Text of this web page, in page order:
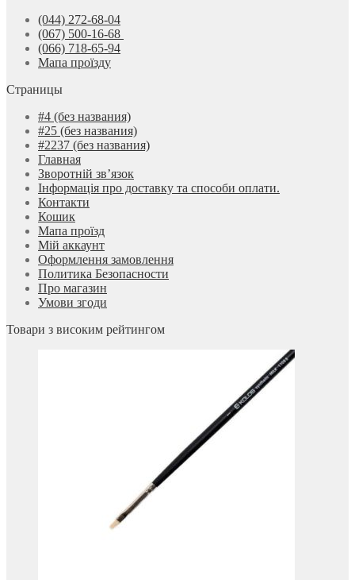
(044) 272-68-04
(067) 500-16-68
(066) 718-65-94
Мапа проїзду
Страницы
#4 (без названия)
#25 (без названия)
#2237 (без названия)
Главная
Зворотній зв’язок
Інформація про доставку та способи оплати.
Контакти
Кошик
Мапа проїзд
Мій аккаунт
Оформлення замовлення
Политика Безопасности
Про магазин
Умови згоди
Товари з високим рейтингом